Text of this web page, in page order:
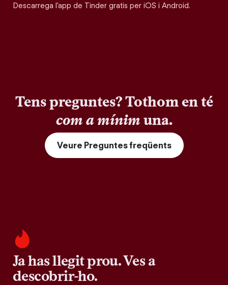
Descarrega l'app de Tinder gratis per iOS i Android.
Tens preguntes? Tothom en té
com a mínimuna.
Veure Preguntes freqüents
Ja has llegit prou. Ves a
descobrir-ho.